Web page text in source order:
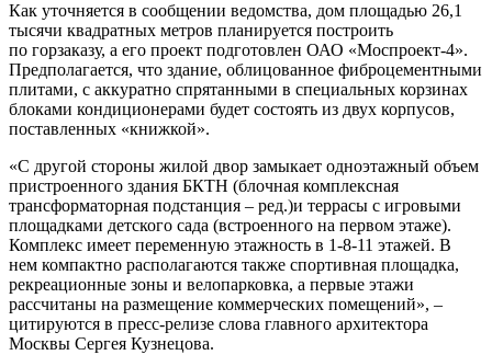
Как уточняется в сообщении ведомства, дом площадью 26,1
тысячи квадратных метров планируется построить
по горзаказу, а его проект подготовлен ОАО «Моспроект-4».
Предполагается, что здание, облицованное фиброцементными
плитами, с аккуратно спрятанными в специальных корзинах
блоками кондиционерами будет состоять из двух корпусов,
поставленных «книжкой».
«С другой стороны жилой двор замыкает одноэтажный объем
пристроенного здания БКТН (блочная комплексная
трансформаторная подстанция – ред.)и террасы с игровыми
площадками детского сада (встроенного на первом этаже).
Комплекс имеет переменную этажность в 1-8-11 этажей. В
нем компактно располагаются также спортивная площадка,
рекреационные зоны и велопарковка, а первые этажи
рассчитаны на размещение коммерческих помещений», –
цитируются в пресс-релизе слова главного архитектора
Москвы Сергея Кузнецова.